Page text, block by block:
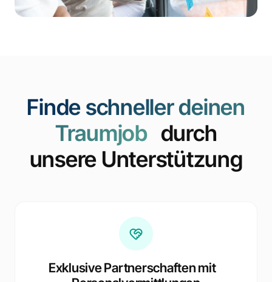
Finde schneller deinen
Traumjobdurch
unsere Unterstützung
Exklusive Partnerschaften mit